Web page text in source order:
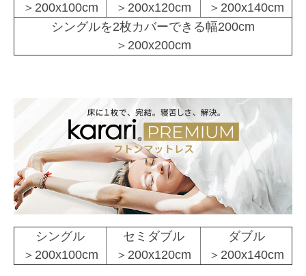
＞200x100cm
＞200x120cm
＞200x140cm
シングルを2枚カバーできる幅200cm
＞200x200cm
シングル
＞200x100cm
セミダブル
＞200x120cm
ダブル
＞200x140cm